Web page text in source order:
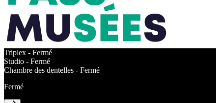
Triplex - Fermé
Studio - Fermé
Chambre des dentelles - Fermé
Fermé